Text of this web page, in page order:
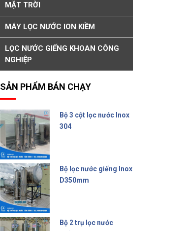
MẶT TRỜI
MÁY LỌC NƯỚC ION KIỀM
LỌC NƯỚC GIẾNG KHOAN CÔNG
NGHIỆP
SẢN PHẨM BÁN CHẠY
Bộ 3 cột lọc nước Inox
304
Bộ lọc nước giếng Inox
D350mm
Bộ 2 trụ lọc nước